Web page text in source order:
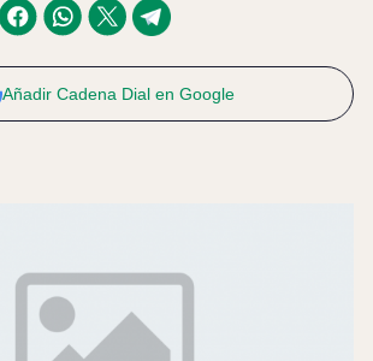
Añadir Cadena Dial en Google